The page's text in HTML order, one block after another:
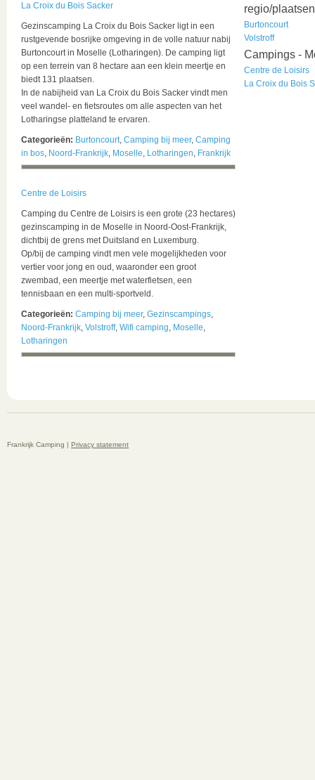
La Croix du Bois Sacker
Gezinscamping La Croix du Bois Sacker ligt in een
rustgevende bosrijke omgeving in de volle natuur nabij
Burtoncourt in Moselle (Lotharingen). De camping ligt
op een terrein van 8 hectare aan een klein meertje en
biedt 131 plaatsen.
In de nabijheid van La Croix du Bois Sacker vindt men
veel wandel- en fietsroutes om alle aspecten van het
Lotharingse platteland te ervaren.
Categorieën: Burtoncourt, Camping bij meer, Camping
in bos, Noord-Frankrijk, Moselle, Lotharingen, Frankrijk
Centre de Loisirs
Camping du Centre de Loisirs is een grote (23 hectares)
gezinscamping in de Moselle in Noord-Oost-Frankrijk,
dichtbij de grens met Duitsland en Luxemburg.
Op/bij de camping vindt men vele mogelijkheden voor
vertier voor jong en oud, waaronder een groot
zwembad, een meertje met waterfietsen, een
tennisbaan en een multi-sportveld.
Categorieën: Camping bij meer, Gezinscampings,
Noord-Frankrijk, Volstroff, Wifi camping, Moselle,
Lotharingen
regio/plaatsen
Burtoncourt
Volstroff
Campings -
Centre de Loisirs
La Croix du Bois
Frankrijk Camping | Privacy statement